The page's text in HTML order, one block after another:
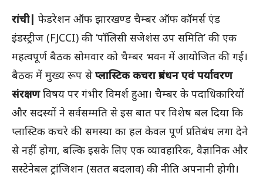
रांची| फेडरेशन ऑफ झारखण्ड चैम्बर ऑफ कॉमर्स एंड
इंडस्ट्रीज (FJCCI) की ‘पॉलिसी सजेशंस उप समिति’ की एक
महत्वपूर्ण बैठक सोमवार को चैम्बर भवन में आयोजित की गई।
बैठक में मुख्य रूप सेप्लास्टिक कचरा प्रबंधन एवं पर्यावरण
संरक्षणविषय पर गंभीर विमर्श हुआ। चैम्बर के पदाधिकारियों
और सदस्यों ने सर्वसम्मति से इस बात पर विशेष बल दिया कि
प्लास्टिक कचरे की समस्या का हल केवल पूर्ण प्रतिबंध लगा देने
से नहीं होगा, बल्कि इसके लिए एक व्यावहारिक, वैज्ञानिक और
सस्टेनेबल ट्रांजिशन (सतत बदलाव) की नीति अपनानी होगी।